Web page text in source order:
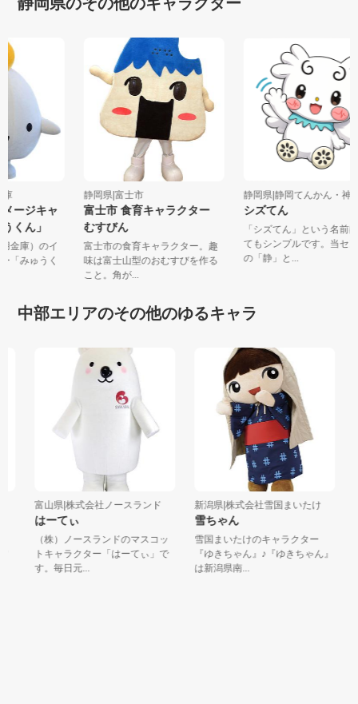
庫
メージキャ
うくん」
用金庫）のイ
ー「みゅうく
静岡県|富士市
富士市 食育キャラクター
むすびん
富士市の食育キャラクター。趣
味は富士山型のおむすびを作る
こと。角が...
静岡県|静岡てんかん・
シズてん
「シズてん」という名
てもシンプルです。当
の「静」と...
中部エリアのその他のゆるキャラ
富山県|株式会社ノースランド
はーてぃ
（株）ノースランドのマスコッ
トキャラクター「はーてぃ」で
す。毎日元...
新潟県|株式会社雪国まいたけ
雪ちゃん
雪国まいたけのキャラクター
『ゆきちゃん』♪『ゆきちゃん』
は新潟県南...